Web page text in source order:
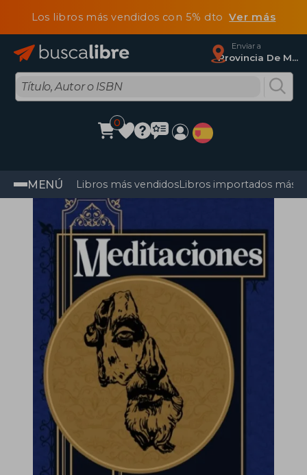
Los libros más vendidos con 5% dtoVer más
Enviar a
Provincia De Madrid
0
MENÚ Libros más vendidosLibros importados más